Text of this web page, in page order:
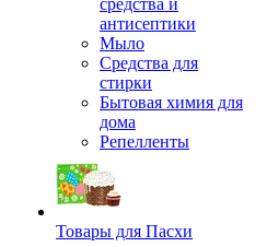
средства и
антисептики
Мыло
Средства для
стирки
Бытовая химия для
дома
Репелленты
Товары для Пасхи